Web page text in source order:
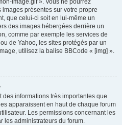
image.gif ». Vous ne pourrez
présentes sur votre propre
que celui-ci soit en lui-même un
des images hébergées derrière un
comme par exemple les services de
de Yahoo, les sites protégés par un
utilisez la balise BBCode « [img] ».
informations très importantes que
apparaissent en haut de chaque forum
Les permissions concernant les
les administrateurs du forum.